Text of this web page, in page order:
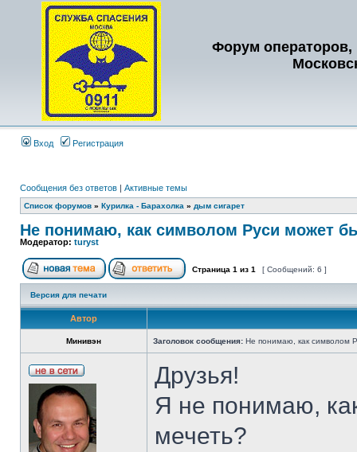
Форум операторов,
Вход Регистрация
Сообщения без ответов | Активные темы
Список форумов » Курилка - Барахолка » дым сигарет
Не понимаю, как символом Руси может
Модератор: turyst
Страница 1 из 1 [ Сообщений: 6 ]
Версия для печати
Автор
Минивэн Заголовок сообщения: Не понимаю, как символом
Друзья!
Я не понимаю,
мечеть?